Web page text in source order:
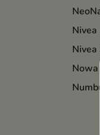
Nivea
Nivea
Nowa